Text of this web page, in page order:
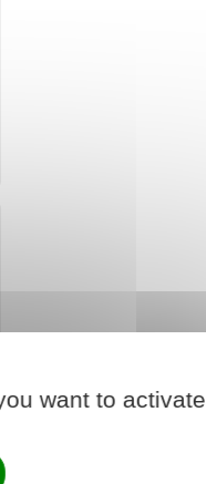
want to activate